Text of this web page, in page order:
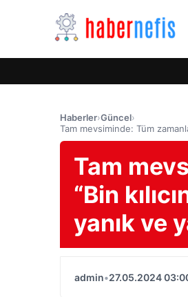
Haberler›Güncel›
Tam mevsiminde: Tüm
Tam
“Bin
yanık ve
admin•27.05.2024